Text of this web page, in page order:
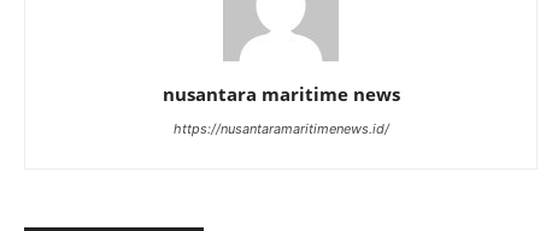
nusantara maritime news
https://nusantaramaritimenews.id/